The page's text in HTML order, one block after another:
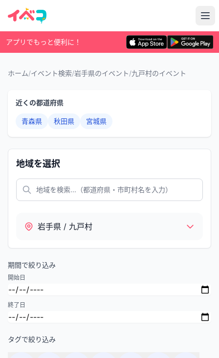
アプリでもっと便利に！
ホーム/イベント検索/岩手県のイベント/九戸村のイベント
近くの都道府県
青森県 秋田県 宮城県
地域を選択
岩手県 / 九戸村
期間で絞り込み
開始日
終了日
タグで絞り込み